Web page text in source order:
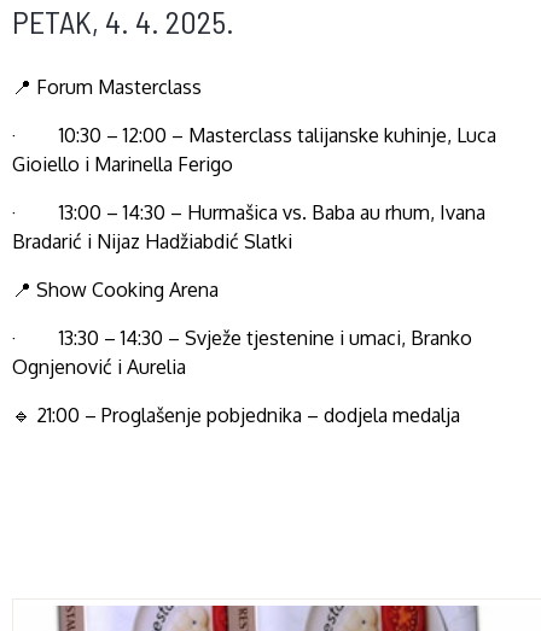
PETAK, 4. 4. 2025.
📍 Forum Masterclass
· 10:30 – 12:00 – Masterclass talijanske kuhinje, Luca
Gioiello i Marinella Ferigo
· 13:00 – 14:30 – Hurmašica vs. Baba au rhum, Ivana
Bradarić i Nijaz Hadžiabdić Slatki
📍 Show Cooking Arena
· 13:30 – 14:30 – Svježe tjestenine i umaci, Branko
Ognjenović i Aurelia
🔹 21:00 – Proglašenje pobjednika – dodjela medalja